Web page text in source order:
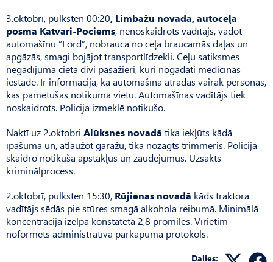
3.oktobrī, pulksten 00:20, Limbažu novadā, autoceļa
posmā Katvari-Pociems, nenoskaidrots vadītājs, vadot
automašīnu “Ford”, nobrauca no ceļa braucamās daļas un
apgāzās, smagi bojājot transportlīdzekli. Ceļu satiksmes
negadījumā cieta divi pasažieri, kuri nogādāti medicīnas
iestādē. Ir informācija, ka automašīnā atradās vairāk personas,
kas pametušas notikuma vietu. Automašīnas vadītājs tiek
noskaidrots. Policija izmeklē notikušo.
Naktī uz 2.oktobri Alūksnes novadā tika iekļūts kādā
īpašumā un, atlaužot garāžu, tika nozagts trimmeris. Policija
skaidro notikušā apstākļus un zaudējumus. Uzsākts
kriminālprocess.
2.oktobrī, pulksten 15:30, Rūjienas novadā kāds traktora
vadītājs sēdās pie stūres smagā alkohola reibumā. Minimālā
koncentrācija izelpā konstatēta 2,8 promiles. Vīrietim
noformēts administratīvā pārkāpuma protokols.
Dalies: